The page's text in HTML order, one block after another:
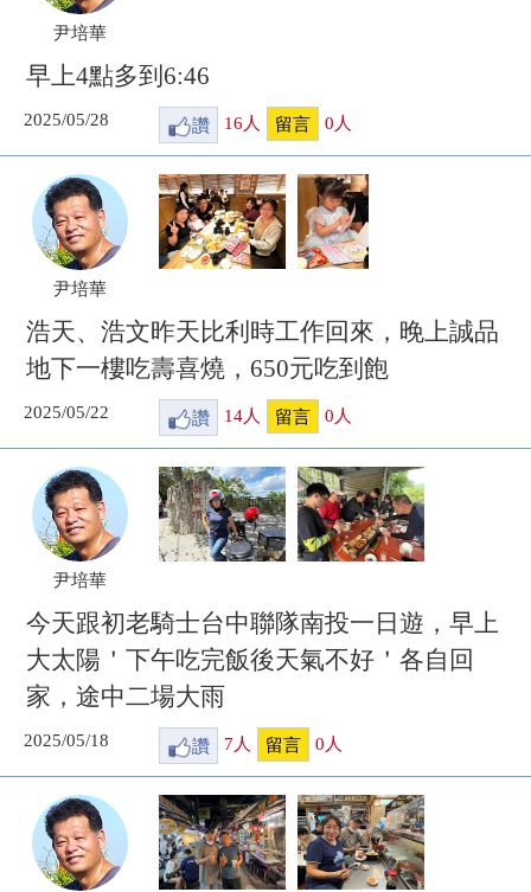
尹培華
早上4點多到6:46
2025/05/28 讚 16 人 留言 0 人
尹培華
浩天、浩文昨天比利時工作回來，晚上誠品
地下一樓吃壽喜燒，650元吃到飽
2025/05/22 讚 14人 留言 0 人
尹培華
今天跟初老騎士台中聯隊南投一日遊，早上
大太陽＇下午吃完飯後天氣不好＇各自回
家，途中二場大雨
2025/05/18 讚 7 人 留言 0 人